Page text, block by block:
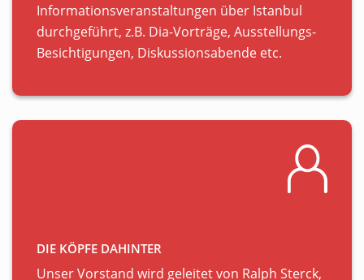
Informationsveranstaltungen über Istanbul
durchgeführt, z.B. Dia-Vorträge, Ausstellungs-
Besichtigungen, Diskussionsabende etc.
DIE KÖPFE DAHINTER
Unser Vorstand wird geleitet von Ralph Sterck,